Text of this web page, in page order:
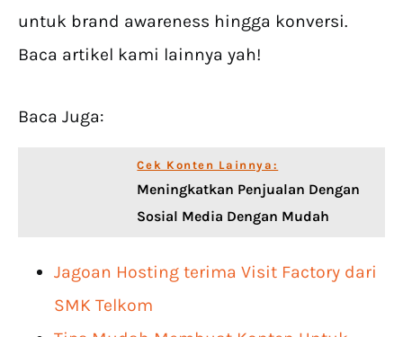
untuk brand awareness hingga konversi.
Baca artikel kami lainnya yah!
Baca Juga:
Cek Konten Lainnya:
Meningkatkan Penjualan Dengan
Sosial Media Dengan Mudah
Jagoan Hosting terima Visit Factory dari
SMK Telkom